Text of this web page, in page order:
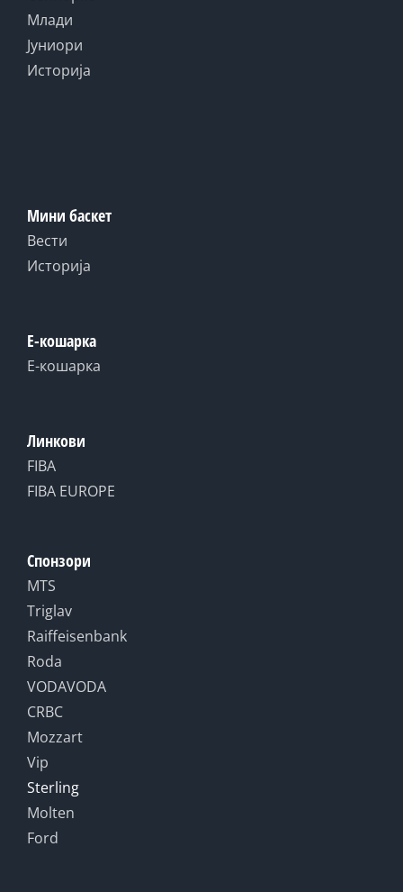
Млади
Јуниори
Историја
Мини баскет
Вести
Историја
Е-кошарка
Е-кошарка
Линкови
FIBA
FIBA EUROPE
Спонзори
MTS
Triglav
Raiffeisenbank
Roda
VODAVODA
CRBC
Mozzart
Vip
Sterling
Molten
Ford